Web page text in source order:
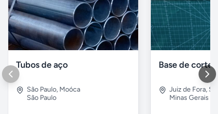
Tubos de aço
São Paulo, Moóca
São Paulo
Juiz de Fora,
Minas Gerais